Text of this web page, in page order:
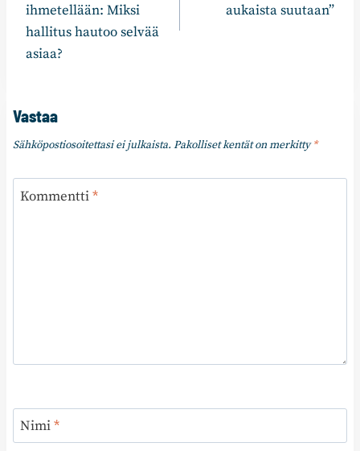
ihmetellään: Miksi
hallitus hautoo selvää
asiaa?
aukaista suutaan”
Vastaa
Sähköpostiosoitettasi ei julkaista. Pakolliset kentät on merkitty*
Kommentti*
Nimi*